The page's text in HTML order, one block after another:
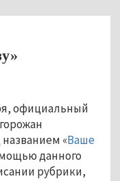
официальный
«Ваше
данного
рубрики,